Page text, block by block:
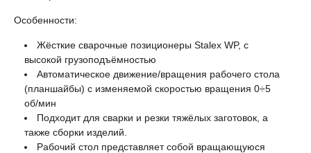
Особенности:
Жёсткие сварочные позиционеры Stalex WP, с
высокой грузоподъёмностью
Автоматическое движение/вращения рабочего стола
(планшайбы) с изменяемой скоростью вращения 0÷5
об/мин
Подходит для сварки и резки тяжёлых заготовок, а
также сборки изделий.
Рабочий стол представляет собой вращающуюся